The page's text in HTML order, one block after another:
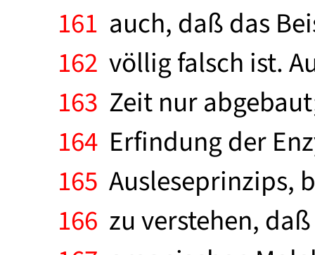
161 auch, daß das
162 völlig falsch ist.
163 Zeit nur
164 Erfindung der
165 Ausleseprinzips,
166 zu verstehen,